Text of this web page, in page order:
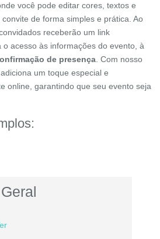
você pode editar cores, textos e
de forma simples e prática. Ao
receberão um link
o acesso às informações do evento, à
de presença . Com nosso
adiciona um toque especial e
online, garantindo que seu evento seja